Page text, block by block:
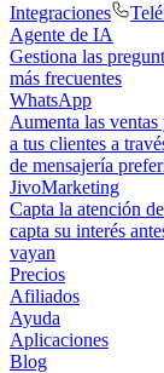
Integraciones
Agente de IA
Gestiona las
más frecuentes
WhatsApp
Aumenta las ventas
a tus clientes a
de mensajería
JivoMarketing
Capta la atención
capta su interés
vayan
Precios
Afiliados
Ayuda
Aplicaciones
Blog